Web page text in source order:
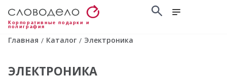
Корпоративные подарки и
полиграфия
Главная / Каталог / Электроника
ЭЛЕКТРОНИКА